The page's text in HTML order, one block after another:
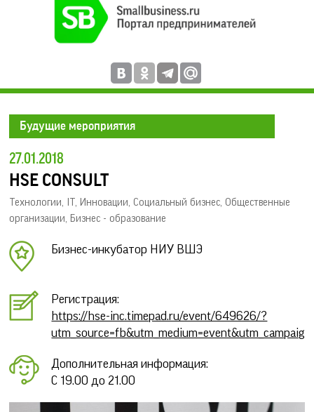
Будущие мероприятия
27.01.2018
HSE CONSULT
Технологии, IT, Инновации Социальный бизнес Общественные
организации
Бизнес - образование
Бизнес-инкубатор НИУ ВШЭ
Регистрация:
https://hse-inc.timepad.ru/event/649626/?
Дополнительная информация:
С 19.00 до 21.00